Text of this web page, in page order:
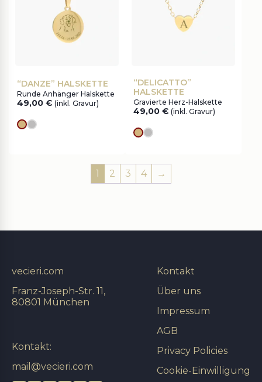
“DANZE” HALSKETTE
Runde Anhänger Halskette
49,00 € (inkl. Gravur)
Goldes
silver
“DELICATTO”
HALSKETTE
Gravierte Herz-Halskette
49,00 € (inkl. Gravur)
Goldes
silver
1 2 3 4 →
Kontakt
Über uns
Impressum
AGB
Privacy Policies
Cookie-Einwilligung
vecieri.com
Franz-Joseph-Str. 11,
80801 München
Kontakt:
mail@vecieri.com